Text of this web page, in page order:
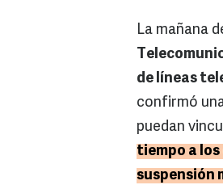
La mañana
de líneas
confirmó
puedan
tiempo a
suspensión